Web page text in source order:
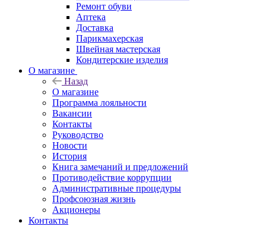
Ремонт обуви
Аптека
Доставка
Парикмахерская
Швейная мастерская
Кондитерские изделия
О магазине
Назад
О магазине
Программа лояльности
Вакансии
Контакты
Руководство
Новости
История
Книга замечаний и предложений
Противодействие коррупции
Административные процедуры
Профсоюзная жизнь
Акционеры
Контакты